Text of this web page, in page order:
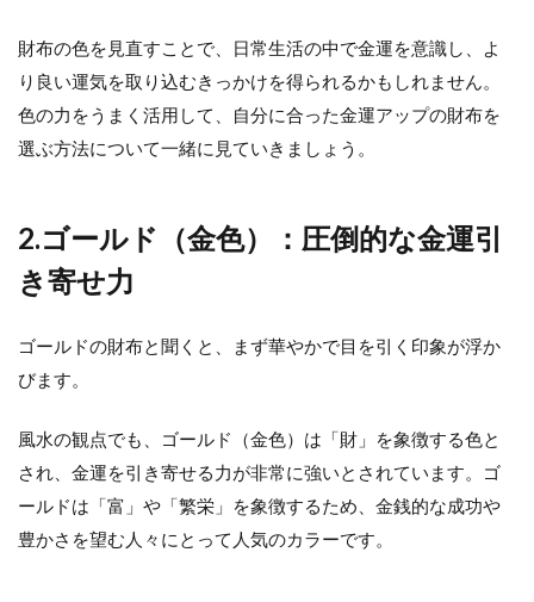
財布の色を見直すことで、日常生活の中で金運を意識し、よ
り良い運気を取り込むきっかけを得られるかもしれません。
色の力をうまく活用して、自分に合った金運アップの財布を
選ぶ方法について一緒に見ていきましょう。
2.ゴールド（金色）：圧倒的な金運引
き寄せ力
ゴールドの財布と聞くと、まず華やかで目を引く印象が浮か
びます。
風水の観点でも、ゴールド（金色）は「財」を象徴する色と
され、金運を引き寄せる力が非常に強いとされています。ゴ
ールドは「富」や「繁栄」を象徴するため、金銭的な成功や
豊かさを望む人々にとって人気のカラーです。